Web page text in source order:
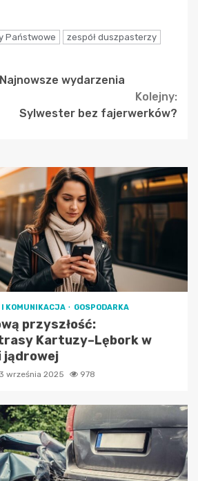
Państwowe zespół duszpasterzy
wydarzenia
Kolejny:
Sylwester bez fajerwerków?
I KOMUNIKACJA GOSPODARKA
przyszłość:
Kartuzy–Lębork w
jądrowej
września 2025 978